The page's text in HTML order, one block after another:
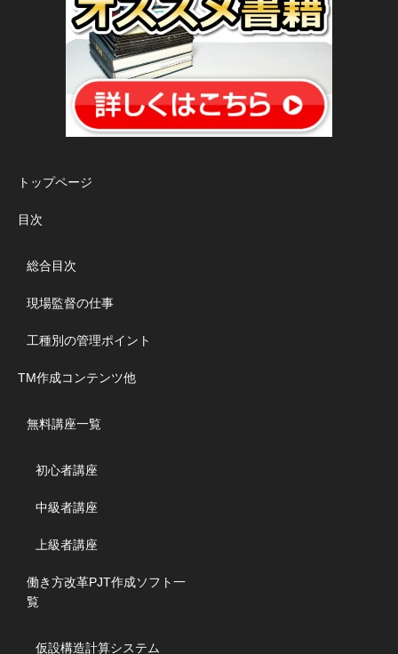
トップページ
目次
総合目次
現場監督の仕事
工種別の管理ポイント
TM作成コンテンツ他
無料講座一覧
初心者講座
中級者講座
上級者講座
働き方改革PJT作成ソフト一
覧
仮設構造計算システム